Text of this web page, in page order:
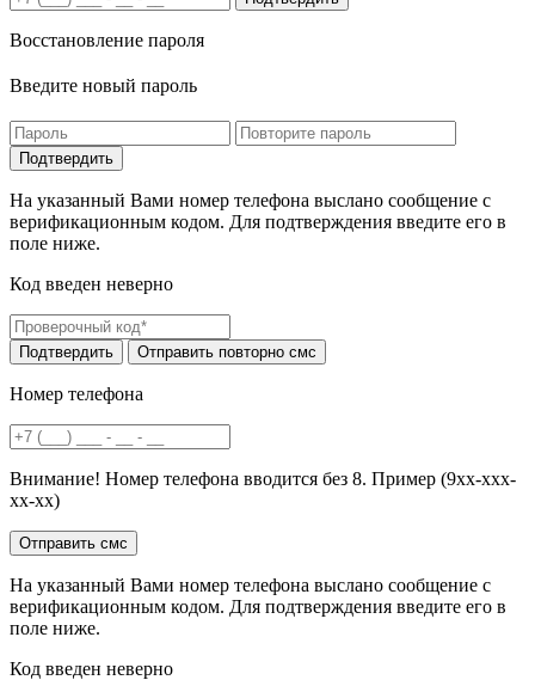
Восстановление пароля
Введите новый пароль
На указанный Вами номер телефона выслано сообщение с
верификационным кодом. Для подтверждения введите его в
поле ниже.
Код введен неверно
Номер телефона
Внимание! Номер телефона вводится без 8. Пример (9хх-ххх-
хх-хх)
На указанный Вами номер телефона выслано сообщение с
верификационным кодом. Для подтверждения введите его в
поле ниже.
Код введен неверно